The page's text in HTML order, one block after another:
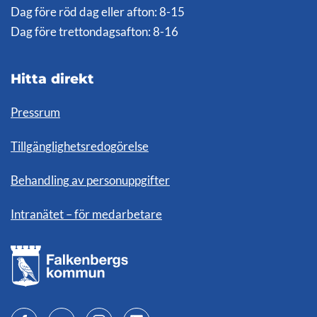
Dag före röd dag eller afton: 8-15
Dag före trettondagsafton: 8-16
Hitta direkt
Pressrum
Tillgänglighetsredogörelse
Behandling av personuppgifter
Intranätet – för medarbetare